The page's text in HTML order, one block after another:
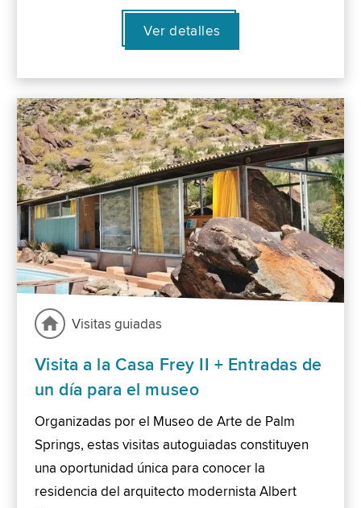
Ver detalles
Visitas guiadas
Visita a la Casa Frey II + Entradas de
un día para el museo
Organizadas por el Museo de Arte de Palm
Springs, estas visitas autoguiadas constituyen
una oportunidad única para conocer la
residencia del arquitecto modernista Albert